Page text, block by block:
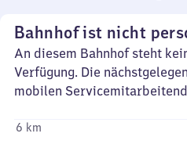
Bahnhof ist nicht
An diesem Bahnhof steht
Verfügung. Die
mobilen
6 km